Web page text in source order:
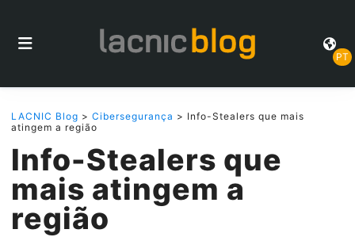
PT
LACNIC Blog > Cibersegurança > Info-Stealers que mais
atingem a região
Info-Stealers que
mais atingem a
região